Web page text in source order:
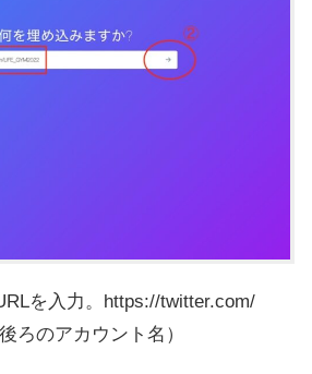
を入力。https://twitter.com/
ろのアカウント名）